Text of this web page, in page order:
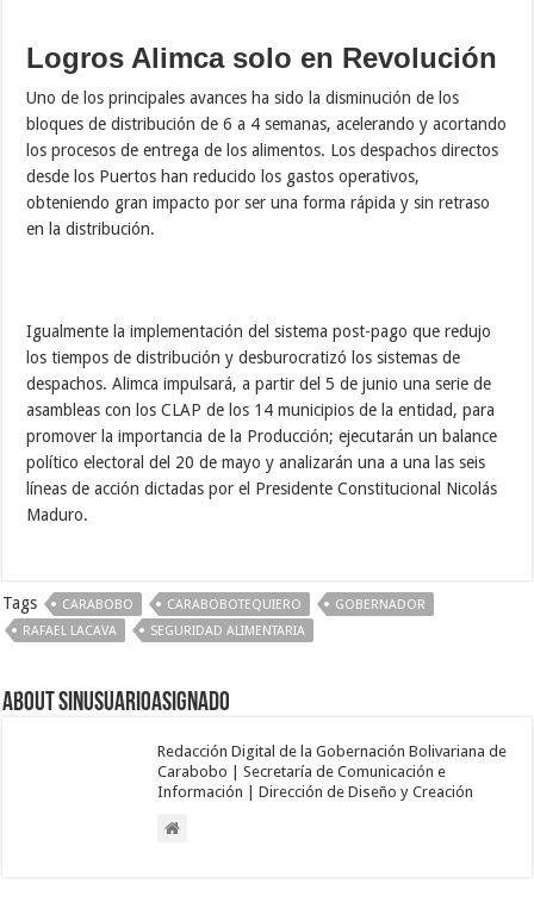
Logros Alimca solo en Revolución
Uno de los principales avances ha sido la disminución de los
bloques de distribución de 6 a 4 semanas, acelerando y acortando
los procesos de entrega de los alimentos. Los despachos directos
desde los Puertos han reducido los gastos operativos,
obteniendo gran impacto por ser una forma rápida y sin retraso
en la distribución.
Igualmente la implementación del sistema post-pago que redujo
los tiempos de distribución y desburocratizó los sistemas de
despachos. Alimca impulsará, a partir del 5 de junio una serie de
asambleas con los CLAP de los 14 municipios de la entidad, para
promover la importancia de la Producción; ejecutarán un balance
político electoral del 20 de mayo y analizarán una a una las seis
líneas de acción dictadas por el Presidente Constitucional Nicolás
Maduro.
Tags CARABOBO CARABOBOTEQUIERO
GOBERNADOR
RAFAEL LACAVA
SEGURIDAD ALIMENTARIA
About sinusuarioasignado
Redacción Digital de la Gobernación Bolivariana de
Carabobo | Secretaría de Comunicación e
Información | Dirección de Diseño y Creación